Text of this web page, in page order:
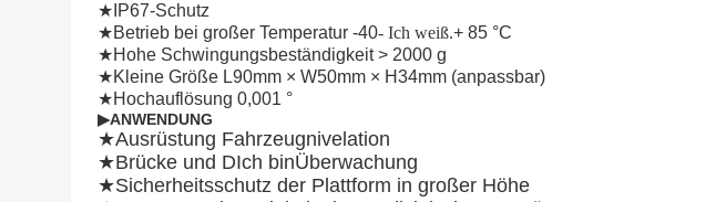
★ IP67-Schutz
★Betrieb bei großer Temperatur -40- Ich weiß.+ 85 °C
★Hohe Schwingungsbeständigkeit > 2000 g
★Kleine Größe L90mm × W50mm × H34mm (anpassbar)
★Hochauflösung 0,001 °
▶ANWENDUNG
★Ausrüstung Fahrzeugnivelation
★Brücke und DIch binÜberwachung
★Sicherheitsschutz der Plattform in großer Höhe